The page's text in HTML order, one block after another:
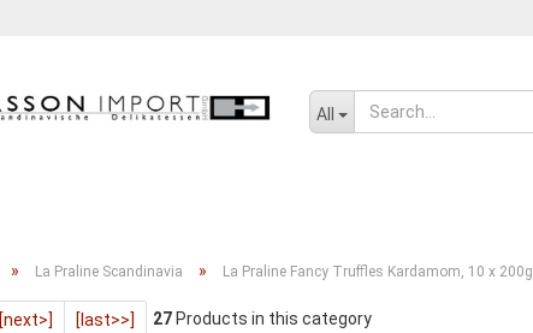
All
» La Praline Scandinavia » La Praline Fancy Truffles Kardamom, 10 x 200g
[next>] [last>>] 27 Products in this category